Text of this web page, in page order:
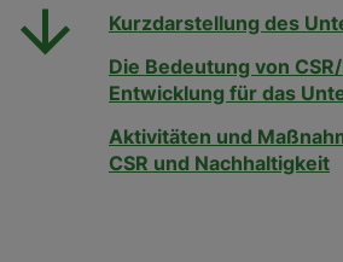
Kurzdarstellung des
Die Bedeutung von
Entwicklung für das
Aktivitäten und
CSR und Nachhaltigkeit